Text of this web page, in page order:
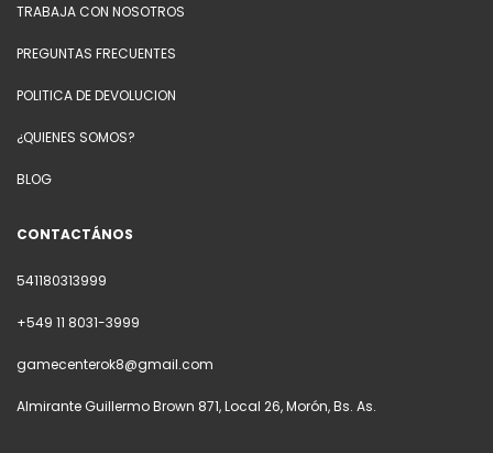
TRABAJA CON NOSOTROS
PREGUNTAS FRECUENTES
POLITICA DE DEVOLUCION
¿QUIENES SOMOS?
BLOG
CONTACTÁNOS
541180313999
+549 11 8031-3999
gamecenterok8@gmail.com
Almirante Guillermo Brown 871, Local 26, Morón, Bs. As.